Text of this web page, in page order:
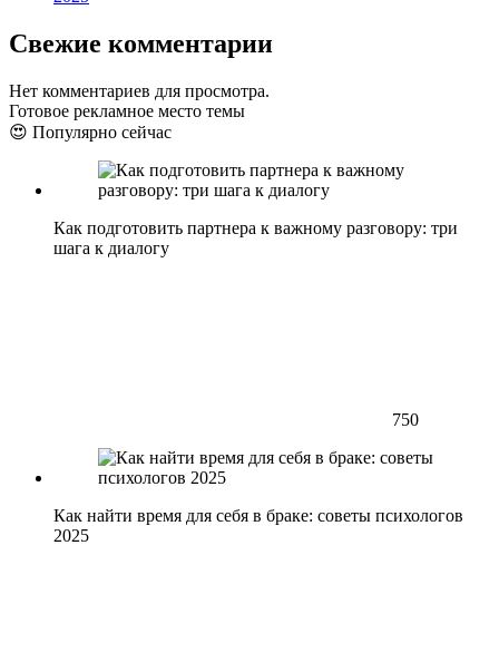
Свежие комментарии
Нет комментариев для просмотра.
Готовое рекламное место темы
😍 Популярно сейчас
Как подготовить партнера к важному разговору: три
шага к диалогу
750
Как найти время для себя в браке: советы психологов
2025